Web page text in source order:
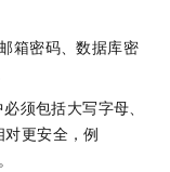
箱密码、数据库密
须包括大写字母、
更安全，例